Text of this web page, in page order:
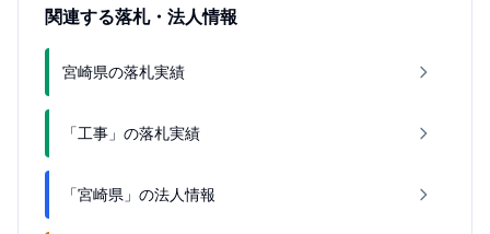
関連する落札・法人情報
宮崎県の落札実績
「工事」の落札実績
「宮崎県」の法人情報